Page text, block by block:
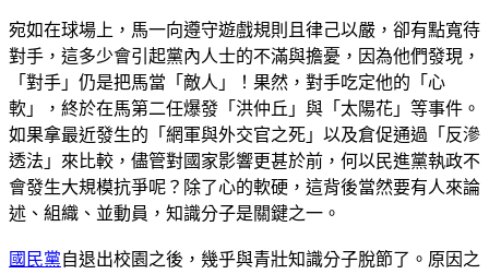
宛如在球場上，馬一向遵守遊戲規則且律己以嚴，卻有點寬待
對手，這多少會引起黨內人士的不滿與擔憂，因為他們發現，
「對手」仍是把馬當「敵人」！果然，對手吃定他的「心
軟」，終於在馬第二任爆發「洪仲丘」與「太陽花」等事件。
如果拿最近發生的「網軍與外交官之死」以及倉促通過「反滲
透法」來比較，儘管對國家影響更甚於前，何以民進黨執政不
會發生大規模抗爭呢？除了心的軟硬，這背後當然要有人來論
述、組織、並動員，知識分子是關鍵之一。
國民黨自退出校園之後，幾乎與青壯知識分子脫節了。原因之